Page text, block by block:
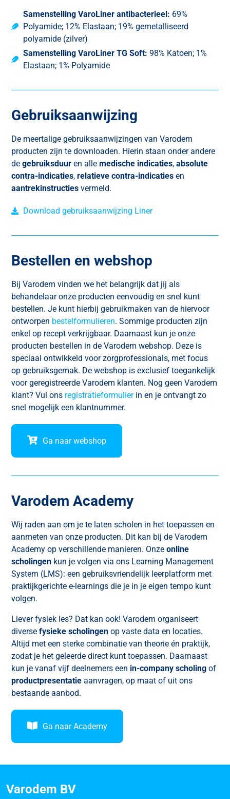
Samenstelling VaroLiner antibacterieel: 69%
Polyamide; 12% Elastaan; 19% gemetalliseerd
polyamide (zilver)
Samenstelling VaroLiner TG Soft: 98% Katoen; 1%
Elastaan; 1% Polyamide
Gebruiksaanwijzing
De meertalige gebruiksaanwijzingen van Varodem
producten zijn te downloaden. Hierin staan onder andere
de gebruiksduur en alle medische indicaties, absolute
contra-indicaties, relatieve contra-indicaties en
aantrekinstructies vermeld.
Download gebruiksaanwijzing Liner
Bestellen en webshop
Bij Varodem vinden we het belangrijk dat jij als
behandelaar onze producten eenvoudig en snel kunt
bestellen. Je kunt hierbij gebruikmaken van de hiervoor
ontworpen bestelformulieren. Sommige producten zijn
enkel op recept verkrijgbaar. Daarnaast kun je onze
producten bestellen in de Varodem webshop. Deze is
speciaal ontwikkeld voor zorgprofessionals, met focus
op gebruiksgemak. De webshop is exclusief toegankelijk
voor geregistreerde Varodem klanten. Nog geen Varodem
klant? Vul ons registratieformulierin en je ontvangt zo
snel mogelijk een klantnummer.
Ga naar webshop
Varodem Academy
Wij raden aan om je te laten scholen in het toepassen en
aanmeten van onze producten. Dit kan bij de Varodem
Academy op verschillende manieren. Onze online
scholingen kun je volgen via ons Learning Management
System (LMS): een gebruiksvriendelijk leerplatform met
praktijkgerichte e-learnings die je in je eigen tempo kunt
volgen.
Liever fysiek les? Dat kan ook! Varodem organiseert
diverse fysieke scholingen op vaste data en locaties.
Altijd met een sterke combinatie van theorie én praktijk,
zodat je het geleerde direct kunt toepassen. Daarnaast
kun je vanaf vijf deelnemers een in-company scholing of
productpresentatie aanvragen, op maat of uit ons
bestaande aanbod.
Ga naar Academy
Varodem BV